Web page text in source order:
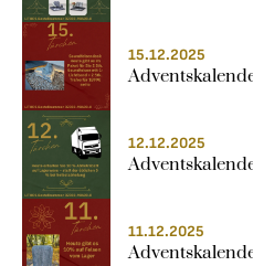
15.12.2025
12.12.2025
11.12.2025